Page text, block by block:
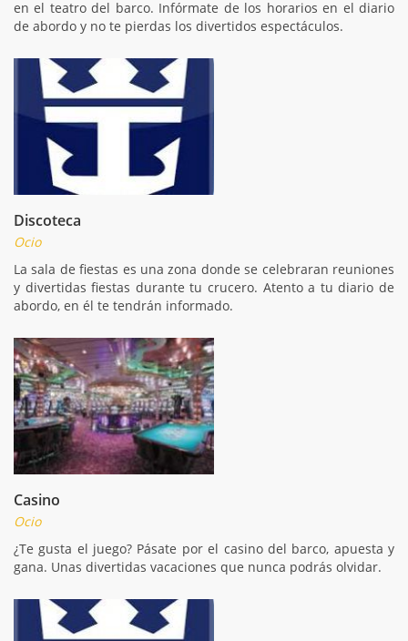
en el teatro del barco. Infórmate de los horarios en el diario
de abordo y no te pierdas los divertidos espectáculos.
Discoteca
Ocio
La sala de fiestas es una zona donde se celebraran reuniones
y divertidas fiestas durante tu crucero. Atento a tu diario de
abordo, en él te tendrán informado.
Casino
Ocio
¿Te gusta el juego? Pásate por el casino del barco, apuesta y
gana. Unas divertidas vacaciones que nunca podrás olvidar.